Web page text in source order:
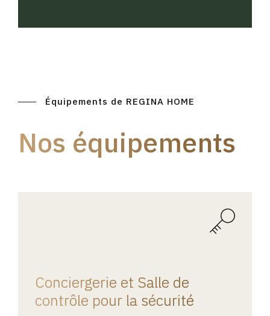
Équipements de REGINA HOME
Nos équipements
Conciergerie et Salle de
contrôle pour la sécurité